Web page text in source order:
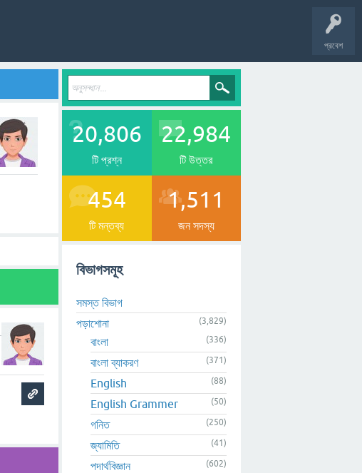
প্রবেশ
20,806
টি প্রশ্ন
22,984
টি উত্তর
454
টি মন্তব্য
1,511
জন সদস্য
বিভাগসমূহ
সমস্ত বিভাগ
পড়াশোনা
(3,829)
বাংলা (336)
বাংলা ব্যাকরণ (371)
English (88)
English Grammer (50)
গনিত (250)
জ্যামিতি (41)
পদার্থবিজ্ঞান (602)